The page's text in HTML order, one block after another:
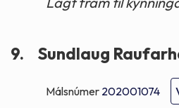
9. Sundlaug
Málsnúmer 202001074